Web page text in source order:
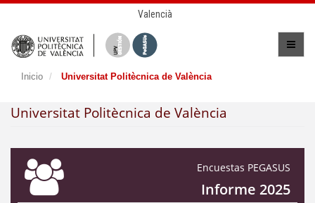
Valencià
Inicio Universitat Politècnica de València
Universitat Politècnica de València
Encuestas PEGASUS
Informe 2025